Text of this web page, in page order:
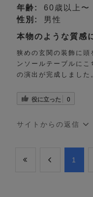
年齢:
60歳以上〜
性別:
男性
本物のような質感
狭めの玄関の装飾に頭
ンソールテーブルにこ
の演出が完成しました
役に立った 0
サイトからの返信
​1